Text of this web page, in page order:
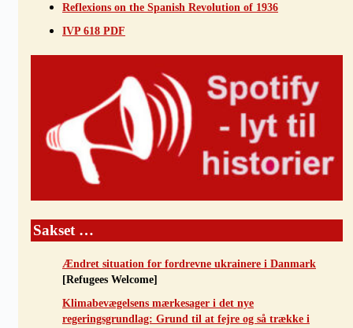
Reflexions on the Spanish Revolution of 1936
IVP 618 PDF
Sakset …
Ændret situation for fordrevne ukrainere i Danmark
[Refugees Welcome]
Klimabevægelsens mærkesager i det nye
regeringsgrundlag: Grund til at fejre og så trække i